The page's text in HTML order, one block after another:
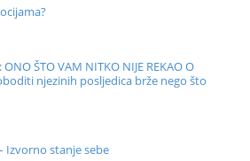
ŠTO VAM NITKO NIJE REKAO O
njezinih posljedica brže nego što
Izvorno stanje sebe